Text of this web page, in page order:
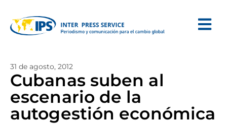
31 de agosto, 2012
Cubanas suben al
escenario de la
autogestión económica